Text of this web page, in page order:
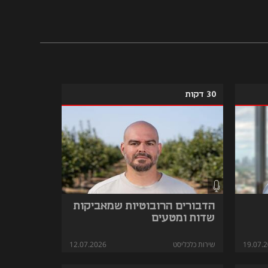
30 דקות
הדבורים הרובוטיות שמאביקות
שדות ומטעים
שירות כלכליסט 12.07.2026